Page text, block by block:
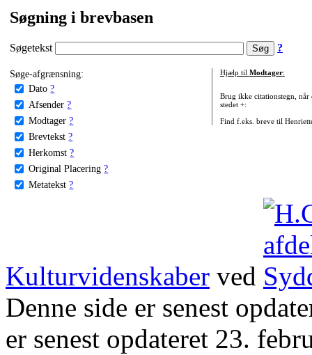
Søgning i brevbasen
Søgetekst ?
Søge-afgrænsning:
Dato ?
Afsender ?
Modtager ?
Brevtekst ?
Herkomst ?
Original Placering ?
Metatekst ?
Hjælp til Modtager:
Brug ikke citationstegn, når
stedet +:
Find f.eks. breve til
Kulturvidenskaber ved
Denne side er senest
er senest opdateret 23.